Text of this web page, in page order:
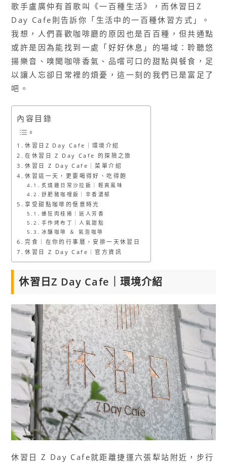
歌手盧廣仲有首歌叫《一百種生活》，而休習日Z
Day Cafe則告訴你「生活中的一百種休習方式」。
我想，人們喜歡咖啡廳的原因也是百百種，但共通點
或許是因為能找到一處「好好休息」的場域：聆聽悠
揚樂音、嗅聞咖啡香氣、品嚐可口的甜點與餐食，足
以讓人忘卻日常裡的煩憂，這一刻的我們已是富足了
吧。
內容目錄
休習日Z Day Cafe｜環境介紹
在休習日 Z Day Cafe 的探險之旅
休習日 Z Day Cafe｜菜單介紹
休習這一天，更要喝得好、吃得飽
炙燒雞日常沙拉飯｜輕爽風味
舒肥豬咖哩飯｜辛香濃郁
享受甜點咖啡的愜意時光
蜂狂肉桂捲｜迷人芳香
手作烤布丁｜人氣甜點
冰釀咖啡 ＆ 氣泡咖啡
完食｜在你的行事曆，安排一天休習日
休習日 Z Day Cafe｜官方資訊
休習日Z Day Cafe｜環境介紹
休習日 Z Day Cafe就距離捷運六張犁站附近，步行